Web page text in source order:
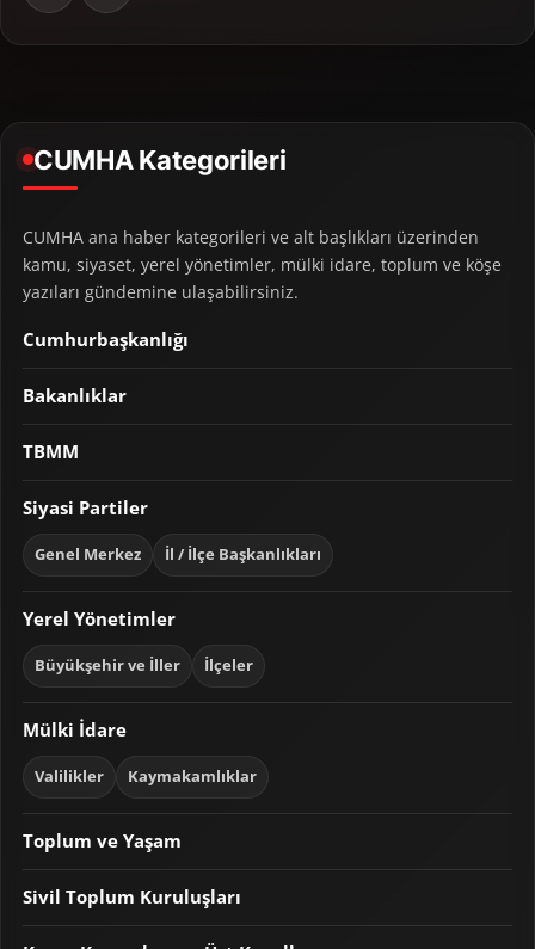
CUMHA Kategorileri
CUMHA ana haber kategorileri ve alt başlıkları üzerinden
kamu, siyaset, yerel yönetimler, mülki idare, toplum ve köşe
yazıları gündemine ulaşabilirsiniz.
Cumhurbaşkanlığı
Bakanlıklar
TBMM
Siyasi Partiler
Genel Merkez İl / İlçe Başkanlıkları
Yerel Yönetimler
Büyükşehir ve İller İlçeler
Mülki İdare
Valilikler Kaymakamlıklar
Toplum ve Yaşam
Sivil Toplum Kuruluşları